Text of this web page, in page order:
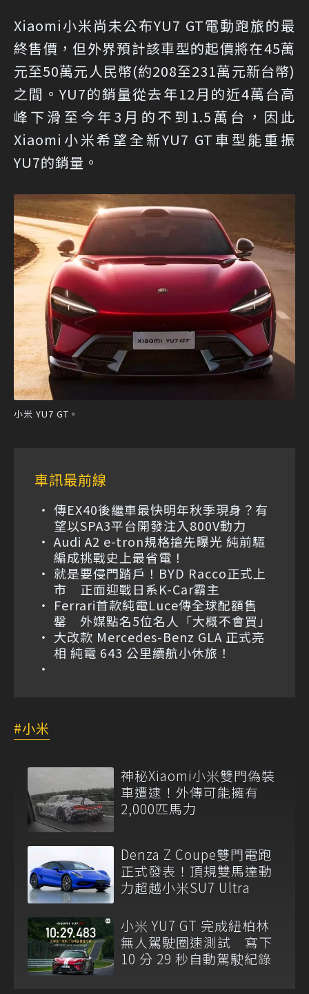
Xiaomi小米尚未公布YU7 GT電動跑旅的最
終售價，但外界預計該車型的起價將在45萬
元至50萬元人民幣(約208至231萬元新台幣)
之間。YU7的銷量從去年12月的近4萬台高
峰下滑至今年3月的不到1.5萬台，因此
Xiaomi小米希望全新YU7 GT車型能重振
YU7的銷量。
小米 YU7 GT。
車訊最前線
傳EX40後繼車最快明年秋季現身？有
望以SPA3平台開發注入800V動力
Audi A2 e-tron規格搶先曝光 純前驅
編成挑戰史上最省電！
就是要侵門踏戶！BYD Racco正式上
市 正面迎戰日系K-Car霸主
Ferrari首款純電Luce傳全球配額售
罄 外媒點名5位名人「大概不會買」
大改款 Mercedes-Benz GLA 正式亮
相 純電 643 公里續航小休旅！
小米
神秘Xiaomi小米雙門偽裝
車遭逮！外傳可能擁有
2,000匹馬力
Denza Z Coupe雙門電跑
正式發表！頂規雙馬達動
力超越小米SU7 Ultra
小米 YU7 GT 完成紐柏林
無人駕駛圈速測試 寫下
10 分 29 秒自動駕駛紀錄